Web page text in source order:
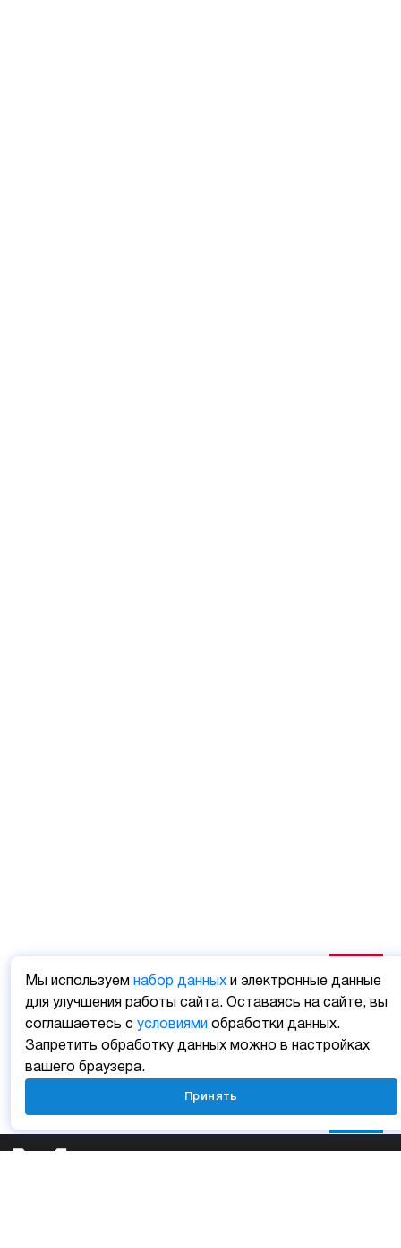
Мы используем набор данных и электронные данные
для улучшения работы сайта. Оставаясь на сайте, вы
соглашаетесь с условиями обработки данных.
Запретить обработку данных можно в настройках
вашего браузера.
Принять